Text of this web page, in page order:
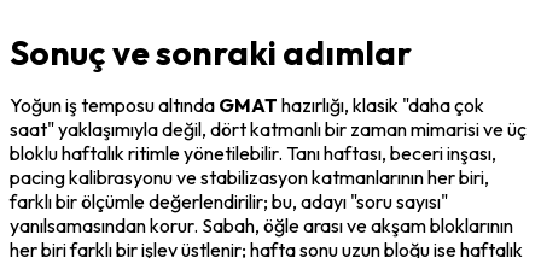
Sonuç ve sonraki adımlar
Yoğun iş temposu altında GMAT hazırlığı, klasik "daha çok
saat" yaklaşımıyla değil, dört katmanlı bir zaman mimarisi ve üç
bloklu haftalık ritimle yönetilebilir. Tanı haftası, beceri inşası,
pacing kalibrasyonu ve stabilizasyon katmanlarının her biri,
farklı bir ölçümle değerlendirilir; bu, adayı "soru sayısı"
yanılsamasından korur. Sabah, öğle arası ve akşam bloklarının
her biri farklı bir işlev üstlenir; hafta sonu uzun bloğu ise haftalık